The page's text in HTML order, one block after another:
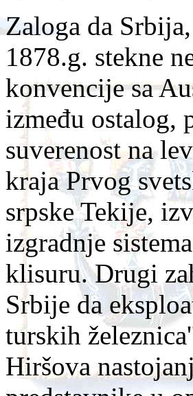
Zaloga da
1878.g. stekne
konvencije sa
između ostalog,
suverenost na
kraja Prvog
srpske Tekije,
izgradnje
klisuru. Drugi
Srbije da
turskih
Hiršova